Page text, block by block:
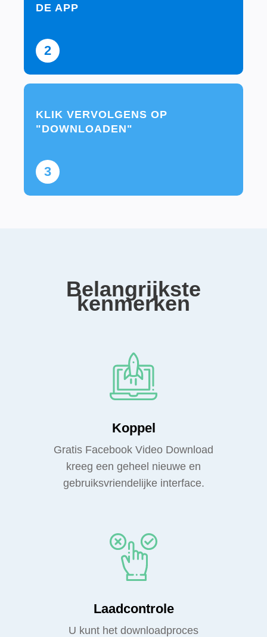
2
DE APP
3
KLIK VERVOLGENS OP
"DOWNLOADEN"
Belangrijkste
kenmerken
Koppel
Gratis Facebook Video Download
kreeg een geheel nieuwe en
gebruiksvriendelijke interface.
Laadcontrole
U kunt het downloadproces